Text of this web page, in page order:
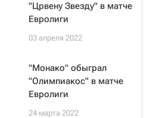
"Црвену Звезду" в матче
Евролиги
03 апреля 2022
"Монако" обыграл
"Олимпиакос" в матче
Евролиги
24 марта 2022